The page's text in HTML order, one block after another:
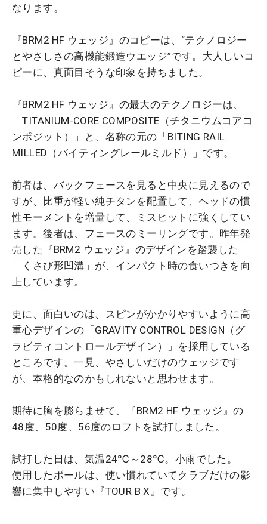
なります。
『BRM2 HF ウェッジ』のコピーは、“テクノロジー
とやさしさの高機能鍛造ウエッジ”です。大人しいコ
ピーに、真面目そうな印象を持ちました。
『BRM2 HF ウェッジ』の最大のテクノロジーは、
「TITANIUM-CORE COMPOSITE（チタニウムコアコ
ンポジット）」と、名称の元の「BITING RAIL
MILLED（バイティングレールミルド）」です。
前者は、バックフェースを見ると中央に見えるので
すが、比重が軽い純チタンを配置して、ヘッドの慣
性モーメントを増量して、ミスヒットに強くしてい
ます。後者は、フェースのミーリングです。昨年発
売した『BRM2 ウェッジ』のデザインを踏襲した
「くさび形凹溝」が、インパクト時の食いつきを向
上しています。
更に、面白いのは、スピンがかかりやすいように高
重心デザインの「GRAVITY CONTROL DESIGN（グ
ラビティコントロールデザイン）」を採用している
ところです。一見、やさしいだけのウェッジです
が、本格的なのかもしれないと思わせます。
期待に胸を膨らませて、『BRM2 HF ウェッジ』の
48度、50度、56度のロフトを試打しました。
試打した日は、気温24℃～28℃。小雨でした。
使用したボールは、使い慣れていてクラブだけの影
響に集中しやすい『TOUR B X』です。